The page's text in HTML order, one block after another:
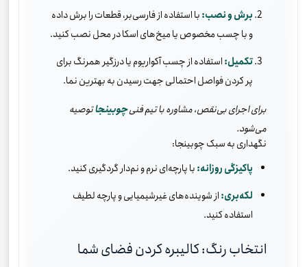
برش و نصب:با استفاده از فارسی‌بر، قطعات را برش داده
و با چسب مخصوص یا میخ‌های اسکا در محل نصب کنید.
تکمیل:استفاده از چسب آکواریوم یا درزگیر همرنگ برای
پر کردن فواصل احتمالی جهت رسیدن به بهترین نما.
برای اجرای بی‌نقص، مشاوره با تیم فنیچوبینجاتوصیه
می‌شود.
نگهداری به سبک چوبینجا:
پاکیزگی روزانه:با پارچه‌ای نرم و نم‌دار گردگیری کنید.
لکه‌بری:از شوینده‌های غیرشیمیایی و پارچه لطیف
استفاده کنید.
انتخاب رنگ: کالیبره کردن فضای شما